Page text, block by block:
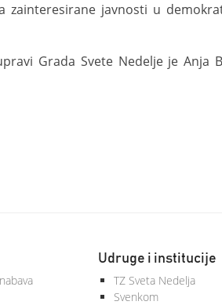
zainteresirane javnosti u
Grada Svete Nedelje je Anja
Udruge i institucije
TZ Sveta Nedelja
Svenkom